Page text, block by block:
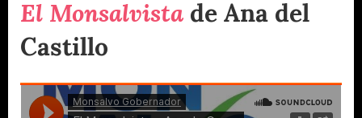
El Monsalvistade Ana del
Castillo